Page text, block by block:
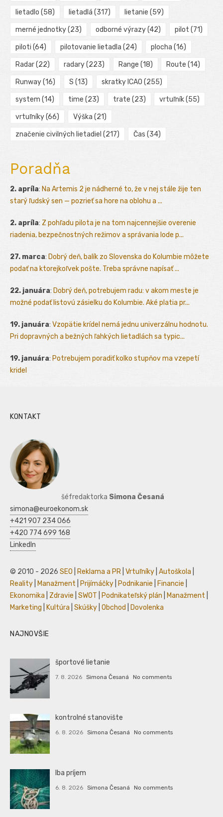
lietadlo (58) lietadlá (317) lietanie (59)
merné jednotky(23) odborné výrazy(42) pilot (71)
piloti (64) pilotovanie lietadla (24) plocha (16)
Radar(22) radary(223) Range (18) Route (14)
Runway(16) S (13) skratky ICAO (255)
system (14) time (23) trate (23) vrtuľník(55)
vrtuľníky(66) Výška (21)
značenie civilných lietadiel (217) Čas (34)
Poradňa
2. apríla: Na Artemis 2 je nádherné to, že v nej stále žije ten
starý ľudský sen — pozrieť sa hore na oblohu a ...
2. apríla: Z pohľadu pilota je na tom najcennejšie overenie
riadenia, bezpečnostných režimov a správania lode p...
27. marca: Dobrý deň, balík zo Slovenska do Kolumbie môžete
podať na ktorejkoľvek pošte. Treba správne napísať ...
22. januára: Dobrý deň, potrebujem radu: v akom meste je
možné podať listovú zásielku do Kolumbie. Aké platia pr...
19. januára: Vzopätie krídel nemá jednu univerzálnu hodnotu.
Pri dopravných a bežných ľahkých lietadlách sa typic...
19. januára: Potrebujem poradiť kolko stupňov ma vzepetí
kridel
KONTAKT
šéfredaktorka Simona Česaná
simona@euroekonom.sk
+421 907 234 066
+420 774 699 168
LinkedIn
© 2010 - 2026 SEO Reklama a PR Vrtuľníky Autoškola
Reality
Manažment Prijímáčky Podnikanie Financie
Ekonomika
Zdravie SWOT Podnikateľský plán Manažment
Marketing
Kultúra Skúšky Obchod Dovolenka
NAJNOVŠIE
športové lietanie
7. 8. 2026 Simona Česaná No comments
kontrolné stanovište
6. 8. 2026 Simona Česaná No comments
Iba príjem
6. 8. 2026 Simona Česaná No comments